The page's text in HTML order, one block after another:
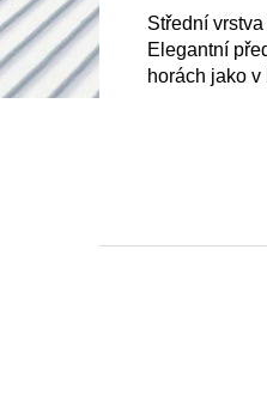
Střední
Elegantní
horách jako v